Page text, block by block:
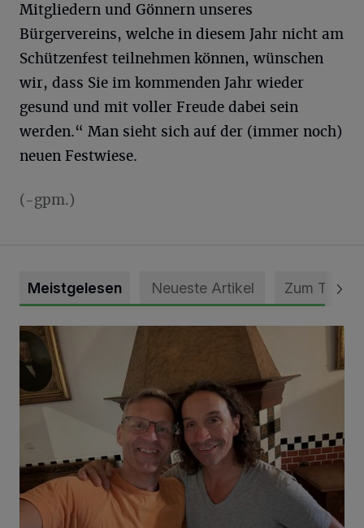
Mitgliedern und Gönnern unseres
Bürgervereins, welche in diesem Jahr nicht am
Schützenfest teilnehmen können, wünschen
wir, dass Sie im kommenden Jahr wieder
gesund und mit voller Freude dabei sein
werden.“ Man sieht sich auf der (immer noch)
neuen Festwiese.
(-gpm.)
Meistgelesen Neueste Artikel Zum Thema
„Loss dir nix jefalle“ in 7 Tage 1 Song